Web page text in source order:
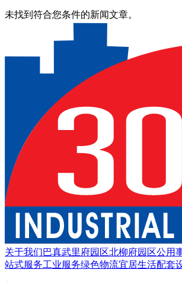
未找到符合您条件的新闻文章。
关于我们巴真武里府园区北柳府园区公用
站式服务工业服务绿色物流宜居生活配套